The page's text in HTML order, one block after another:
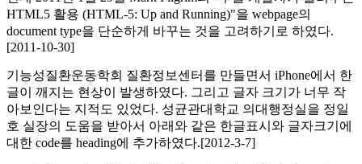
HTML5 활용 (HTML-5: Up and Running)"을 webpage의
document type을 단순하게 바꾸는 것을 고려하기로 하였다.
[2011-10-30]
기능성질환운동학회 질환정보센터를 만들면서 iPhone에서 한
글이 깨지는 현상이 발생하였다. 그리고 글자 크기가 너무 작
아보인다는 지적도 있었다. 성균관대학교 의대행정실을 정일
호 실장의 도움을 받아서 아래와 같은 한글표시와 글자크기에
대한 code를 heading에 추가하였다.[2012-3-7]